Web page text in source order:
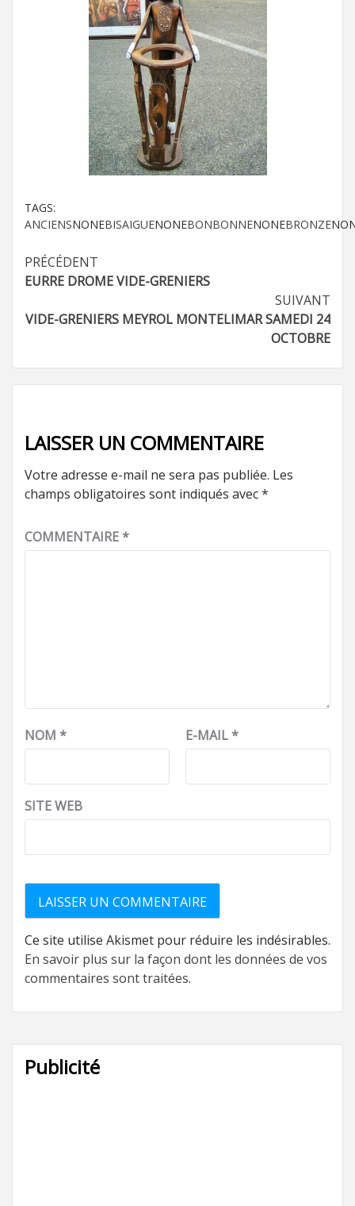
TAGS:
ANCIENSNONEBISAIGUENONEBONBONNENONEBRONZE
Navigation
d’article
PRÉCÉDENT
EURRE DROME VIDE-GRENIERS
SUIVANT
VIDE-GRENIERS MEYROL MONTELIMAR SAMEDI 24
OCTOBRE
LAISSER UN COMMENTAIRE
Votre adresse e-mail ne sera pas publiée. Les
champs obligatoires sont indiqués avec*
COMMENTAIRE*
NOM * E-MAIL*
SITE WEB
Ce site utilise Akismet pour réduire les indésirables.
En savoir plus sur la façon dont les données de vos
commentaires sont traitées.
Publicité